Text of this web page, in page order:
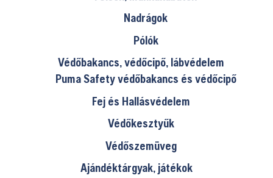
Nadrágok
Pólók
Védőbakancs, védőcipő, lábvédelem
Puma Safety védőbakancs és védőcipő
Fej és Hallásvédelem
Védőkesztyűk
Védőszemüveg
Ajándéktárgyak, játékok